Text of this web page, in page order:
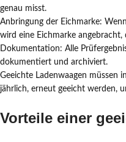
genau misst.
Anbringung der Eichmarke:
wird eine Eichmarke
Dokumentation: Alle
dokumentiert und archiviert.
Geeichte Ladenwaagen müssen
jährlich, erneut geeicht werden,
Vorteile einer